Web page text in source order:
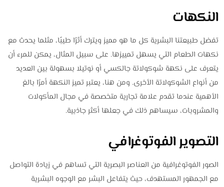
النكهات
تفضل طبيعتنا البشرية كل ما هو مميز ويترك أثرًا طيبًا، مثلما يحدث مع
نكهات الطعام التي يسهل تمييزها. على سبيل المثال، يمكن للمرء أن
يتعرف على نكهة شوكولاتة جالكسي أو نوتيلا بسهولة بين العديد
من أنواع الشوكولاتة الأخرى. ومن هنا، يعتبر تميز النكهة أمرًا بالغ
الأهمية عندما تقدم علامة تجارية متخصصة في مجال المأكولات
والمشروبات، سيساهم ذلك في جعلها أكثر جاذبية.
التصوير الفوتوغرافي
الصور الفوتوغرافية من العناصر البصرية التي تساهم في زيادة التواصل
مع الجمهور المستهدف، حيث يتفاعل البشر مع الوجوه البشرية